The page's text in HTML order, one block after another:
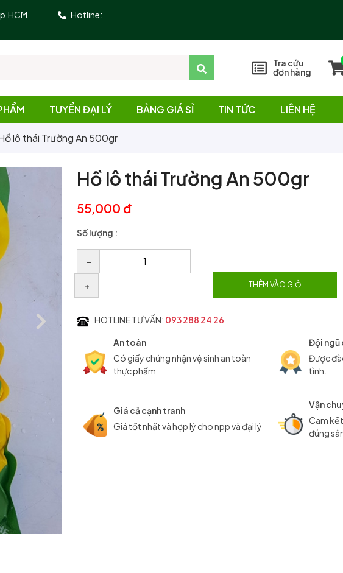
Hotline:
Tra cứu
đơn hàng
TUYỂN ĐẠI LÝ BẢNG GIÁ SỈ TIN TỨC LIÊN HỆ
lô thái Trường An 500gr
Hồ lô thái Trường An 500gr
55,000 đ
Số lượng :
–
+ THÊM VÀO GIỎ
HOTLINE TƯ VẤN: 093 288 24 26
An toàn
Có giấy chứng nhận vệ sinh an toàn
thực phẩm
Đội ngũ
Được
tình.
Giá cả cạnh tranh
Giá tốt nhất và hợp lý cho npp và đại lý
Vận
Cam
đúng